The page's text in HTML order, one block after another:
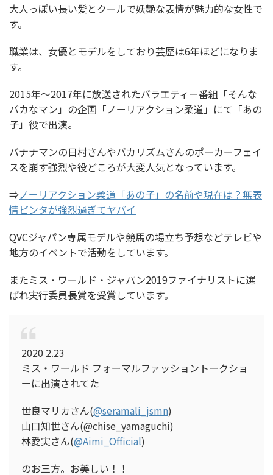
大人っぽい長い髪とクールで妖艶な表情が魅力的な女性で
す。
職業は、女優とモデルをしており芸歴は6年ほどになりま
す。
2015年～2017年に放送されたバラエティー番組「そんな
バカなマン」の企画「ノーリアクション柔道」にて「あの
子」役で出演。
バナナマンの日村さんやバカリズムさんのポーカーフェイ
スを崩す強烈や役どころが大変人気となっています。
⇒ノーリアクション柔道「あの子」の名前や現在は？無表
情ビンタが強烈過ぎてヤバイ
QVCジャパン専属モデルや競馬の場立ち予想などテレビや
地方のイベントで活動をしています。
またミス・ワールド・ジャパン2019ファイナリストに選
ばれ実行委員長賞を受賞しています。
2020 2.23
ミス・ワールド フォーマルファッショントークショ
ーに出演されてた
世良マリカさん(@seramali_jsmn)
山口知世さん(@chise_yamaguchi)
林愛実さん(@Aimi_Official)
のお三方。お美しい！！